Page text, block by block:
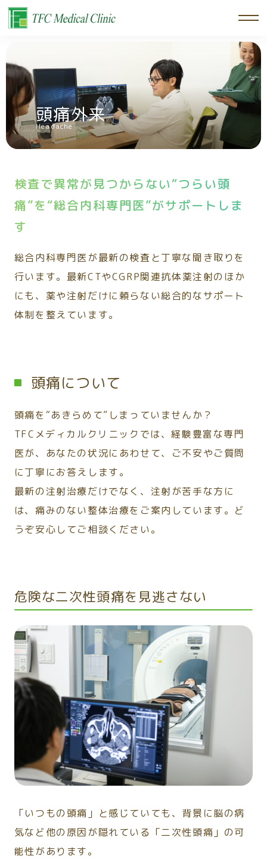
頭痛外来
Headache
検査で異常が見つからない“つらい頭
痛”を “総合内科専門医”がサポートしま
す
総合内科専門医が最新の検査と丁寧な聞き取りを
行います。最新CTやCGRP関連抗体薬注射のほか
にも、薬や注射だけに頼らない総合的なサポート
体制を整えています。
頭痛について
頭痛を“あきらめて”しまっていませんか？
TFCメディカルクリニックでは、経験豊富な専門
医が、あなたの状況にあわせて、ご不安やご質問
に丁寧にお答えします。
最新の注射治療だけでなく、注射が苦手な方に
は、痛みのない整体治療をご案内しています。ど
うぞ安心してご相談ください。
危険な二次性頭痛を見逃さない
「いつもの頭痛」と感じていても、背景に脳の病
気など他の原因が隠れている「二次性頭痛」の可
能性があります。